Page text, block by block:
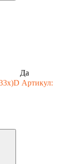
Да
Артикул: